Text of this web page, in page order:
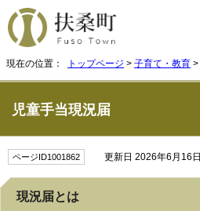
現在の位置： トップページ > 子育て・教育 >
児童手当現況届
ページID1001862 更新日 2026年6月16日
現況届とは